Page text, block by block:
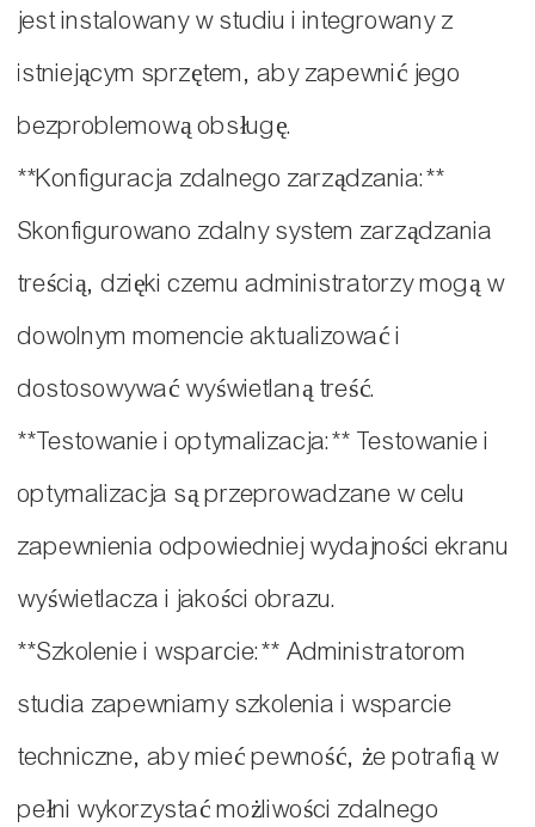
jest instalowany w studiu i integrowany z
istniejącym sprzętem, aby zapewnić jego
bezproblemową obsługę.
**Konfiguracja zdalnego zarządzania:**
Skonfigurowano zdalny system zarządzania
treścią, dzięki czemu administratorzy mogą w
dowolnym momencie aktualizować i
dostosowywać wyświetlaną treść.
**Testowanie i optymalizacja:** Testowanie i
optymalizacja są przeprowadzane w celu
zapewnienia odpowiedniej wydajności ekranu
wyświetlacza i jakości obrazu.
**Szkolenie i wsparcie:** Administratorom
studia zapewniamy szkolenia i wsparcie
techniczne, aby mieć pewność, że potrafią w
pełni wykorzystać możliwości zdalnego